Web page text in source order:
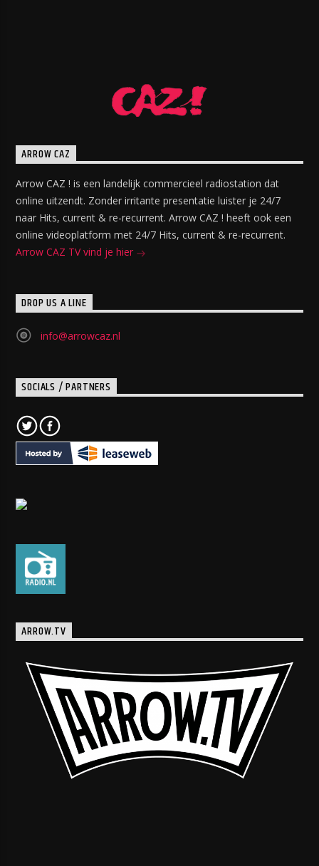
ARROW CAZ
Arrow CAZ ! is een landelijk commercieel radiostation dat
online uitzendt. Zonder irritante presentatie luister je 24/7
naar Hits, current & re-recurrent. Arrow CAZ ! heeft ook een
online videoplatform met 24/7 Hits, current & re-recurrent.
Arrow CAZ TV vind je hier
DROP US A LINE
info@arrowcaz.nl
SOCIALS / PARTNERS
ARROW.TV